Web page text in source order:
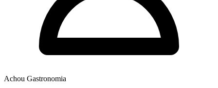
Achou Gastronomia